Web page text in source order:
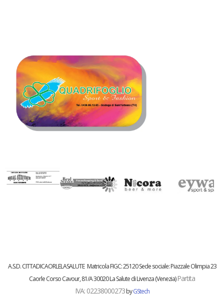
A.S.D. CITTADICAORLELASALUTE Matricola FIGC:25120Sede sociale: Piazzale Olimpia 23
CaorleCorso Cavour, 81/A 30020 La Salute di Livenza (Venezia)Partita
IVA: 02238000273byGStech